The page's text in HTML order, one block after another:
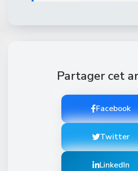
Partager cet
Facebook
Twitter
LinkedIn